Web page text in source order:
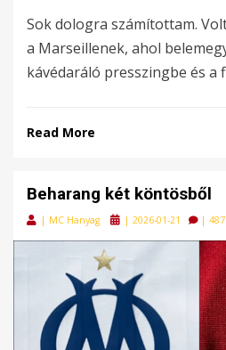
Sok dologra számítottam.
a Marseillenek, ahol
kávédaráló presszingbe és a
Read More
Beharang két köntösből
| MC Hanyag
Posted
| 2026-01-21 |